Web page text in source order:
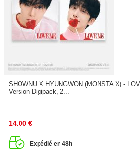
SHOWNU X HYUNGWON (MONSTA X) -
Version Digipack, 2...
14.00 €
Expédié en 48h